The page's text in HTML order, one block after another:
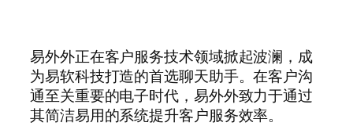
易外外正在客户服务技术领域掀起波澜，成
为易软科技打造的首选聊天助手。在客户沟
通至关重要的电子时代，易外外致力于通过
其简洁易用的系统提升客户服务效率。